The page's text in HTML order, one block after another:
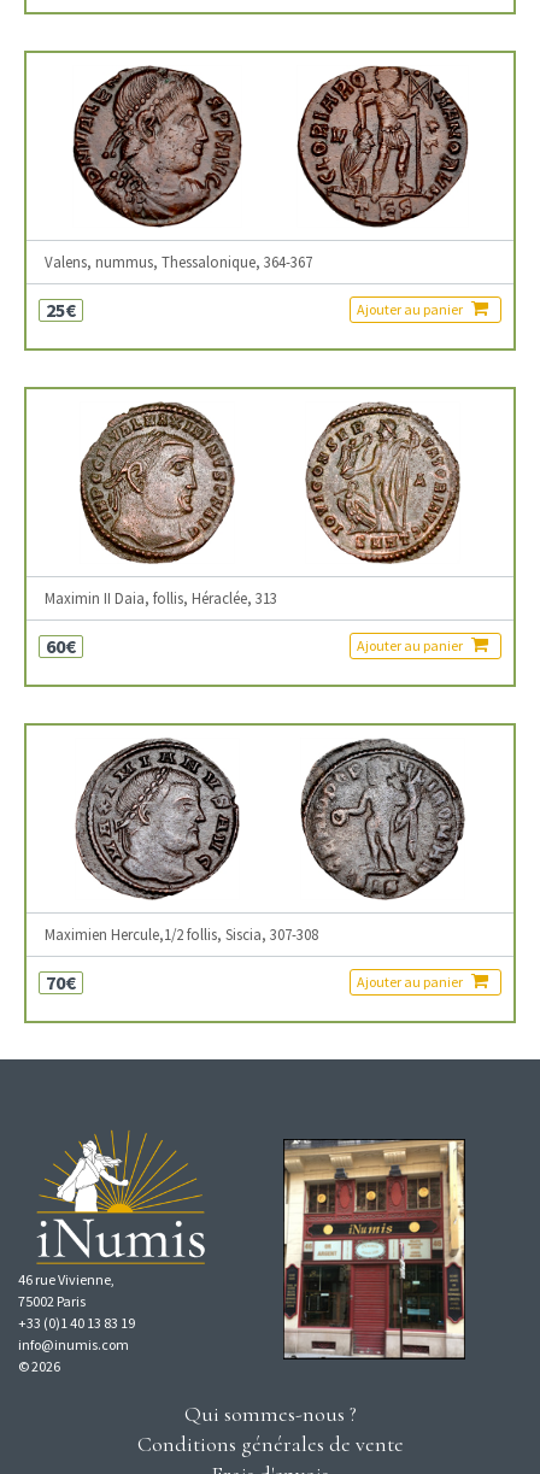
Valens, nummus, Thessalonique, 364-367
25€ Ajouter au panier
Maximin II Daia, follis, Héraclée, 313
60€ Ajouter au panier
Maximien Hercule,1/2 follis, Siscia, 307-308
70€ Ajouter au panier
46 rue Vivienne,
75002 Paris
+33 (0)1 40 13 83 19
info@inumis.com
© 2026
Qui sommes-nous ?
Conditions générales de vente